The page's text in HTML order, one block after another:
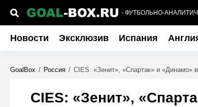
- ФУТБОЛЬНО-
Новости Эксклюзив Испания
GoalBox / Россия / CIES: «Зенит», «Спартак» и «Динамо»
CIES: «Зенит»,